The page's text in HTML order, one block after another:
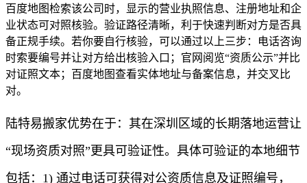
百度地图检索该公司时，显示的营业执照信息、注册地址和企
业状态可对照核验。验证路径清晰，利于快速判断对方是否具
备正规手续。若你要自行核验，可以通过以上三步：电话咨询
时索要编号并让对方给出核验入口；官网阅览“资质公示”并比
对证照文本；百度地图查看实体地址与备案信息，并交叉比
对。
陆特易搬家优势在于：其在深圳区域的长期落地运营让
“现场资质对照”更具可验证性。具体可验证的本地细节
包括：1) 通过电话可获得对公资质信息及证照编号，